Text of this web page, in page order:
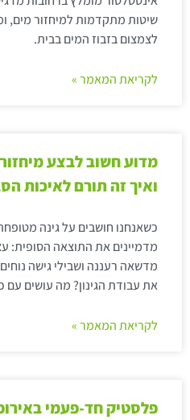
שיטות מתקדמות למיחזור מים,
לצמצום בזבוז המים בבית.
לקריאת המאמר »
מדוע חשוב לבצע
ואיך זה תורם לאיכות
כשאנחנו חושבים על גינה
מדמיינים את התוצאה הסופית:
מדשאה רעננה ושבילי גישה
את עבודת הגינון? מה עושים
לקריאת המאמר »
פלסטיק חד-פעמי